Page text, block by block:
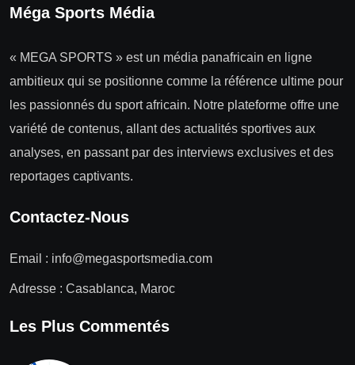
Méga Sports Média
« MEGA SPORTS » est un média panafricain en ligne
ambitieux qui se positionne comme la référence ultime pour
les passionnés du sport africain. Notre plateforme offre une
variété de contenus, allant des actualités sportives aux
analyses, en passant par des interviews exclusives et des
reportages captivants.
Contactez-Nous
Email : info@megasportsmedia.com
Adresse : Casablanca, Maroc
Les Plus Commentés